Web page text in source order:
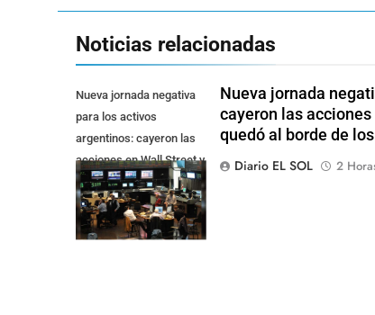
Noticias relacionadas
Nueva jornada negativa
para los activos
argentinos: cayeron las
acciones en Wall Street y
el riesgo país quedó al
borde de los 450 punt
Nueva jornada
cayeron las
quedó al borde de
Diario EL SOL
2